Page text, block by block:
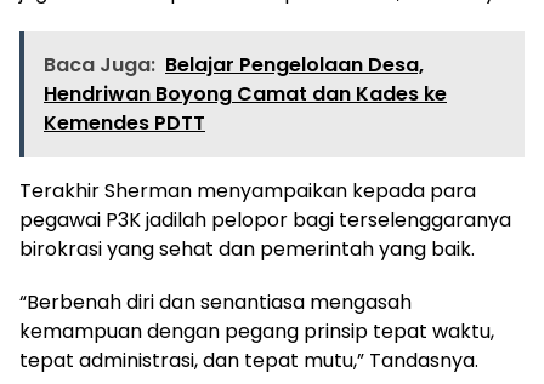
Baca Juga: Belajar Pengelolaan Desa,
Hendriwan Boyong Camat dan Kades ke
Kemendes PDTT
Terakhir Sherman menyampaikan kepada para
pegawai P3K jadilah pelopor bagi terselenggaranya
birokrasi yang sehat dan pemerintah yang baik.
“Berbenah diri dan senantiasa mengasah
kemampuan dengan pegang prinsip tepat waktu,
tepat administrasi, dan tepat mutu,” Tandasnya.